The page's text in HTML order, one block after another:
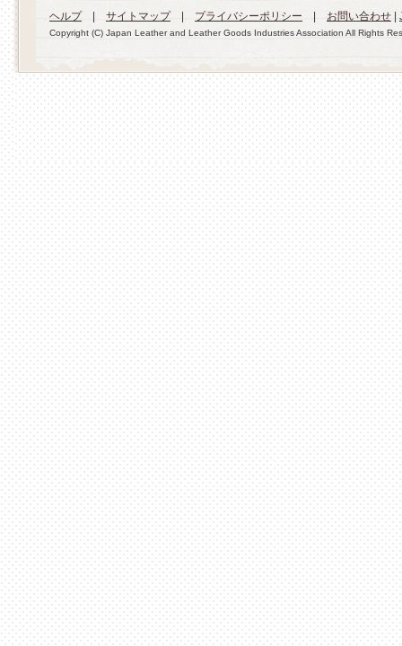
ヘルプ| サイトマップ| プライバシーポリシー お問い合わせ
Copyright (C) Japan Leather and Leather Goods Industries Association All Rights